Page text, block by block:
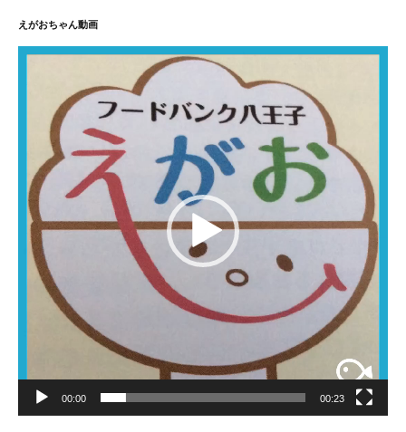
えがおちゃん動画
動
00:00 00:23